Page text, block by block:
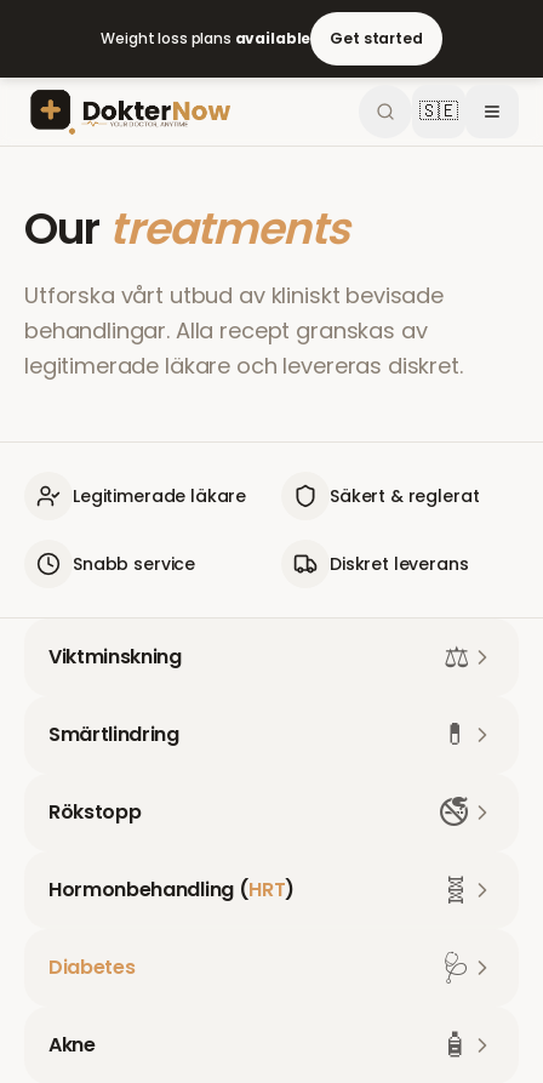
Weight loss plans available Get started
🇸🇪
Our treatments
Utforska vårt utbud av kliniskt bevisade
behandlingar. Alla recept granskas av
legitimerade läkare och levereras diskret.
Legitimerade läkare Säkert & reglerat
Snabb service Diskret leverans
Viktminskning ⚖️
Smärtlindring 💊
Rökstopp 🚭
Hormonbehandling (HRT) 🧬
Diabetes 🩺
Akne 🧴